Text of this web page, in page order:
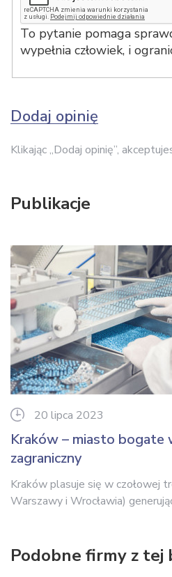
To pytanie pomaga
wypełnia człowiek, i
Dodaj opinię
Klikając „Dodaj opinię”,
Publikacje
20 lipca 2023
Kraków – miasto bogate
zagraniczny
Kraków plasuje się w czołowej
Warszawy i Wrocławia)
Podobne firmy z tej